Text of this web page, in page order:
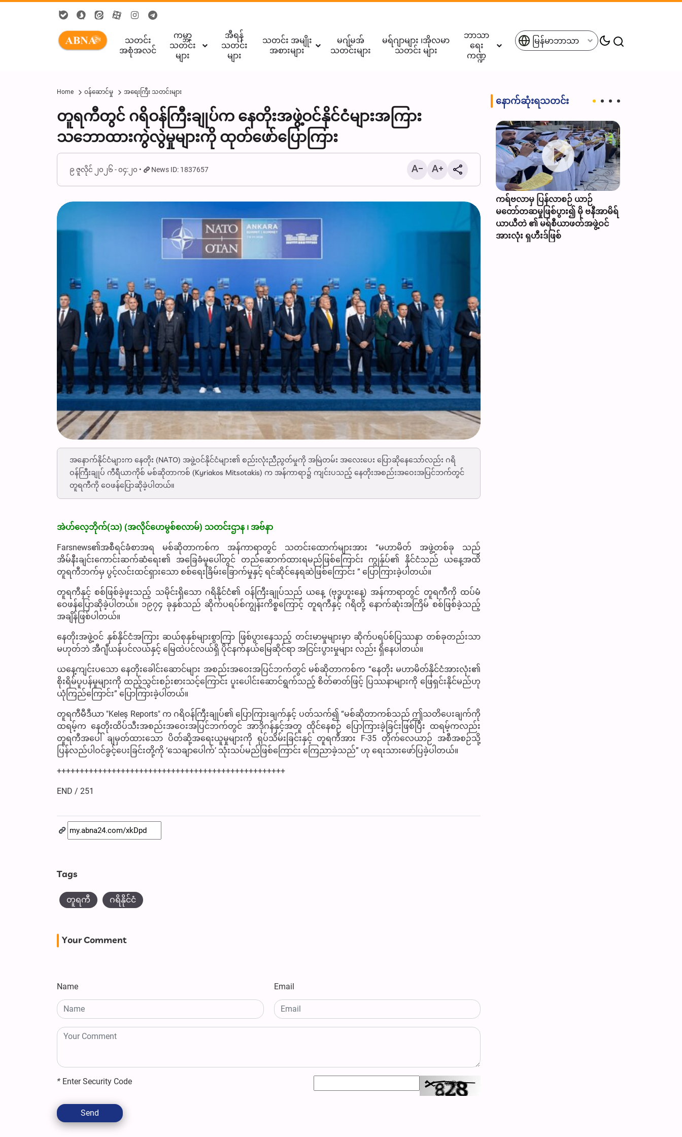
သတင်း
အစုံအလင်
ကမ္ဘာ့
သတင်း
များ
အီရန်
သတင်း
များ
သတင်း အမျိုး
အစားများ
မဂျ်မအ်
သတင်းများ
မရ်ဂျာများ ၊အိုလမာ
သတင်း များ
ဘာသာ
ရေး
ကဏ္ဍ
မြန်မာဘာသာ
Home ဝန်ဆောင်မှု အရေးကြီး သတင်းများ
တူရကီတွင် ဂရိဝန်ကြီးချုပ်က နေတိုးအဖွဲ့ဝင်နိုင်ငံများအကြား
သဘောထားကွဲလွဲမှုများကို ထုတ်ဖော်ပြောကြား
၉ ဇူလိုင် ၂၀၂၆ - ၀၄:၂၀ News ID: 1837657
အနောက်နိုင်ငံများက နေတိုး (NATO) အဖွဲ့ဝင်နိုင်ငံများ၏ စည်းလုံးညီညွတ်မှုကို အမြဲတမ်း အလေးပေး ပြောဆိုနေသော်လည်း ဂရိ
ဝန်ကြီးချုပ် ကီရီယာကိုစ် မစ်ဆိုတာကစ် (Kyriakos Mitsotakis) က အန်ကာရာ၌ ကျင်းပသည့် နေတိုးအစည်းအဝေးအပြင်ဘက်တွင်
တူရကီကို ဝေဖန်ပြောဆိုခဲ့ပါတယ်။
အဲဟ်လေ့ဘိုက်(သ) (အလိုင်ဟေမွစ်စလာမ်) သတင်းဌာန ၊ အဗ်နာ
Farsnews၏အစီရင်ခံစာအရ မစ်ဆိုတာကစ်က အန်ကာရာတွင် သတင်းထောက်များအား “မဟာမိတ် အဖွဲ့တစ်ခု သည်
အိမ်နီးချင်းကောင်းဆက်ဆံရေး၏ အခြေခံမူပေါ်တွင် တည်ဆောက်ထားရမည်ဖြစ်ကြောင်း ကျွန်ုပ်၏ နိုင်ငံသည် ယနေ့အထိ
တူရကီဘက်မှ ပွင့်လင်းထင်ရှားသော စစ်ရေးခြိမ်းခြောက်မှုနှင့် ရင်ဆိုင်နေရဆဲဖြစ်ကြောင်း ” ပြောကြားခဲ့ပါတယ်။
တူရကီနှင့် စစ်ဖြစ်ခဲ့ဖူးသည့် သမိုင်းရှိသော ဂရိနိုင်ငံ၏ ဝန်ကြီးချုပ်သည် ယနေ့ (ဗုဒ္ဓဟူးနေ့) အန်ကာရာတွင် တူရကီကို ထပ်မံ
ဝေဖန်ပြောဆိုခဲ့ပါတယ်။ ၁၉၇၄ ခုနှစ်သည် ဆိုက်ပရပ်စ်ကျွန်းကိစ္စကြောင့် တူရကီနှင့် ဂရိတို့ နောက်ဆုံးအကြိမ် စစ်ဖြစ်ခဲ့သည့်
အချိန်ဖြစ်ပါတယ်။
နေတိုးအဖွဲ့ဝင် နှစ်နိုင်ငံအကြား ဆယ်စုနှစ်များစွာကြာ ဖြစ်ပွားနေသည့် တင်းမာမှုများမှာ ဆိုက်ပရပ်စ်ပြဿနာ တစ်ခုတည်းသာ
မဟုတ်ဘဲ အီဂျီယန်ပင်လယ်နှင့် မြေထဲပင်လယ်ရှိ ပိုင်နက်နယ်မြေဆိုင်ရာ အငြင်းပွားမှုများ လည်း ရှိနေပါတယ်။
ယနေ့ကျင်းပသော နေတိုးခေါင်းဆောင်များ အစည်းအဝေးအပြင်ဘက်တွင် မစ်ဆိုတာကစ်က “နေတိုး မဟာမိတ်နိုင်ငံအားလုံး၏
စိုးရိမ်ပူပန်မှုများကို ထည့်သွင်းစဉ်းစားသင့်ကြောင်း ပူးပေါင်းဆောင်ရွက်သည့် စိတ်ဓာတ်ဖြင့် ပြဿနာများကို ဖြေရှင်းနိုင်မည်ဟု
ယုံကြည်ကြောင်း” ပြောကြားခဲ့ပါတယ်။
တူရကီမီဒီယာ "Keleş Reports" က ဂရိဝန်ကြီးချုပ်၏ ပြောကြားချက်နှင့် ပတ်သက်၍ “မစ်ဆိုတာကစ်သည် ဤသတိပေးချက်ကို
ထရမ့်က နေတိုးထိပ်သီးအစည်းအဝေးအပြင်ဘက်တွင် အာဒိုဂန်နှင့်အတူ ထိုင်နေစဉ် ပြောကြားခဲ့ခြင်းဖြစ်ပြီး ထရမ့်ကလည်း
တူရကီအပေါ် ချမှတ်ထားသော ပိတ်ဆို့အရေးယူမှုများကို ရုပ်သိမ်းခြင်းနှင့် တူရကီအား F-35 တိုက်လေယာဉ် အစီအစဉ်သို့
ပြန်လည်ပါဝင်ခွင့်ပေးခြင်းတို့ကို ‘သေချာပေါက်’ သုံးသပ်မည်ဖြစ်ကြောင်း ကြေညာခဲ့သည်” ဟု ရေးသားဖော်ပြခဲ့ပါတယ်။
++++++++++++++++++++++++++++++++++++++++++++++++++
END / 251
Tags
တူရကီ ဂရိနိုင်ငံ
Your Comment
Name Email
* Enter Security Code
Send
နောက်ဆုံးရသတင်း
ထိုင်းနိုင်ငံရှိ ဒါရိုဇ်ဇဲဟ်ရာ (စ.အ) မတ်
မာဇ် ။ ။ Photos
ကရ်ဗလာမှ ပြန်လာစဉ် ယာဉ်
မတော်တဆမှုဖြစ်ပွား၍ မို ဗနီအာမိရ်
ယာယီတဲ ၏ မရ်စီယာဖတ်အဖွဲ့ဝင်
အားလုံး ရှဟီးဒ်ဖြစ်